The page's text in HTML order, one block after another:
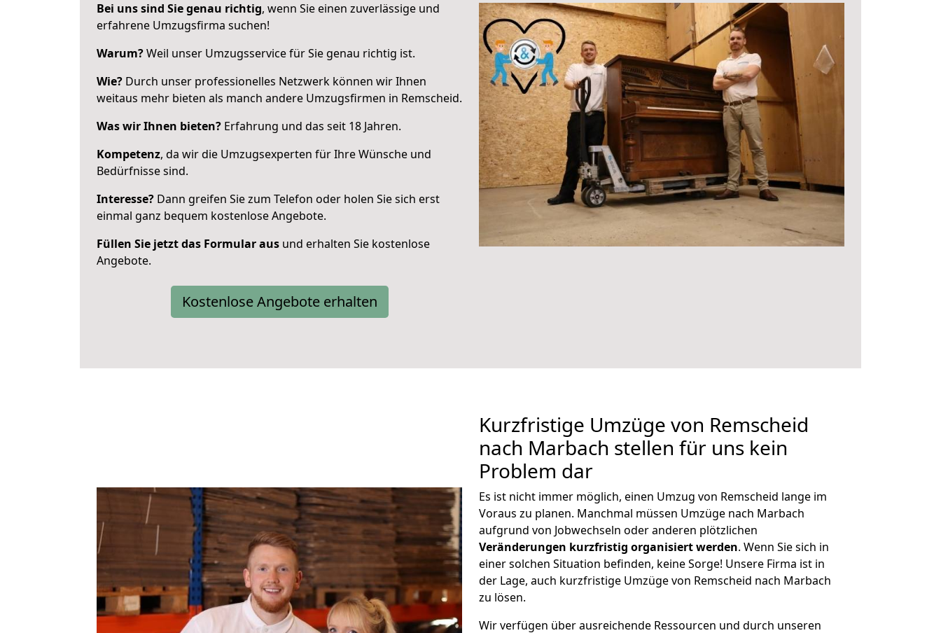
Bei uns sind Sie genau richtig, wenn Sie einen zuverlässige und
erfahrene Umzugsfirma suchen!
Warum?Weil unser Umzugsservice für Sie genau richtig ist.
Wie? Durch unser professionelles Netzwerk können wir Ihnen
weitaus mehr bieten als manch andere Umzugsfirmen in Remscheid.
Was wir Ihnen bieten? Erfahrung und das seit 18 Jahren.
Kompetenz, da wir die Umzugsexperten für Ihre Wünsche und
Bedürfnisse sind.
Interesse? Dann greifen Sie zum Telefon oder holen Sie sich erst
einmal ganz bequem kostenlose Angebote.
Füllen Sie jetzt das Formular aus und erhalten Sie kostenlose
Angebote.
Kostenlose Angebote erhalten
Kurzfristige Umzüge von Remscheid
nach Marbach stellen für uns kein
Problem dar
Es ist nicht immer möglich, einen Umzug von Remscheid lange im
Voraus zu planen. Manchmal müssen Umzüge nach Marbach
aufgrund von Jobwechseln oder anderen plötzlichen
Veränderungen kurzfristig organisiert werden. Wenn Sie sich in
einer solchen Situation befinden, keine Sorge! Unsere Firma ist in
der Lage, auch kurzfristige Umzüge von Remscheid nach Marbach
zu lösen.
Wir verfügen über ausreichende Ressourcen und durch unseren